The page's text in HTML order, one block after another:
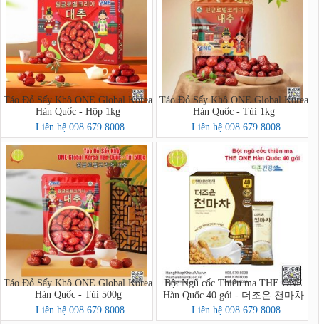
Táo Đỏ Sấy Khô ONE Global Korea
Hàn Quốc - Hộp 1kg
Liên hệ 098.679.8008
Táo Đỏ Sấy Khô ONE Global Korea
Hàn Quốc - Túi 1kg
Liên hệ 098.679.8008
Táo Đỏ Sấy Khô ONE Global Korea
Hàn Quốc - Túi 500g
Liên hệ 098.679.8008
Bột Ngũ cốc Thiên ma THE ONE
Hàn Quốc 40 gói - 더조은 천마차
40포
Liên hệ 098.679.8008